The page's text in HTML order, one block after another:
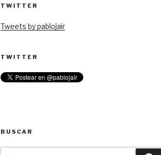
TWITTER
Tweets by pablojair
TWITTER
BUSCAR